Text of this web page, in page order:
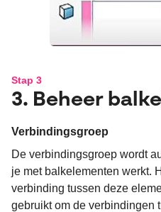
Stap 3
3. Beheer
Verbindingsgroep
De verbindingsgroep wordt
je met balkelementen werkt.
verbinding tussen deze
gebruikt om de verbindingen